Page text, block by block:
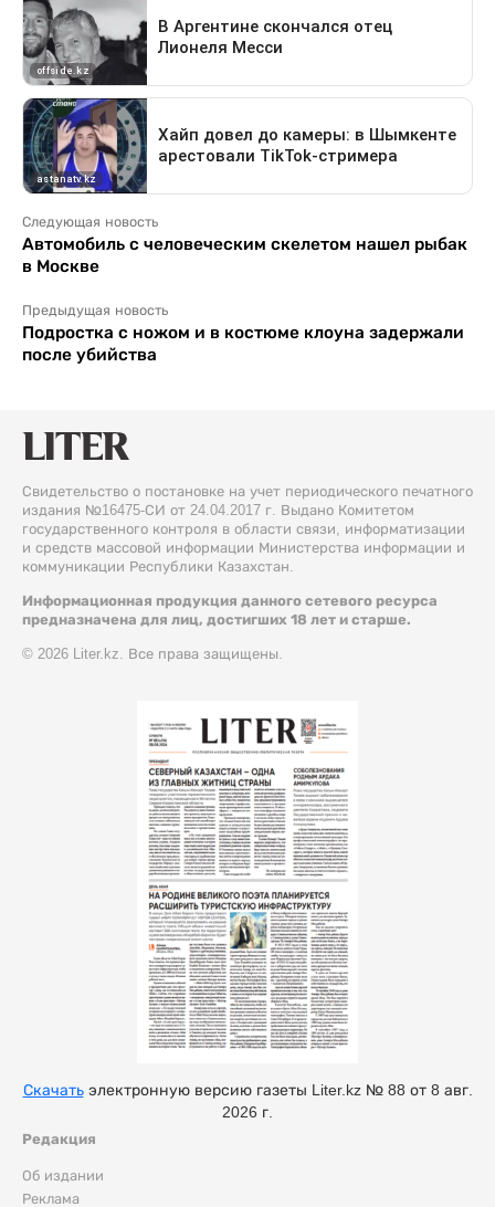
Следующая новость
Автомобиль с человеческим скелетом нашел рыбак
в Москве
Предыдущая новость
Подростка с ножом и в костюме клоуна задержали
после убийства
Свидетельство о постановке на учет периодического печатного
издания №16475-СИ от 24.04.2017 г. Выдано Комитетом
государственного контроля в области связи, информатизации
и средств массовой информации Министерства информации и
коммуникации Республики Казахстан.
Информационная продукция данного сетевого ресурса
предназначена для лиц, достигших 18 лет и старше.
© 2026 Liter.kz. Все права защищены.
Редакция
Об издании
Реклама
Скачатьэлектронную версию газеты Liter.kz № 88 от 8 авг.
2026 г.